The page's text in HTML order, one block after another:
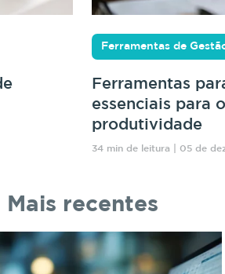
Ferramentas de
Ferramentas
essenciais para
produtividade
34 min de leitura | 05 de
Mais recentes